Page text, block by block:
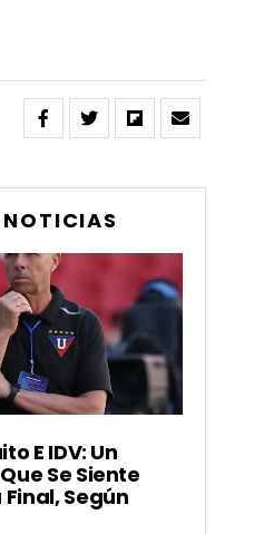
E IDV: Un
Se Siente
Según